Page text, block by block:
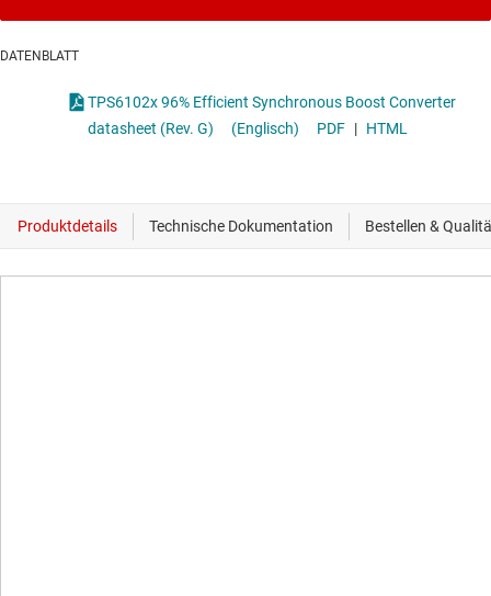
DATENBLATT
TPS6102x 96% Efficient Synchronous Boost Converter
datasheet (Rev. G)
(Englisch) PDF | HTML